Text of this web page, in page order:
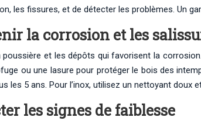
les fissures, et de détecter les problèmes. Un
la corrosion et les
poussière et les dépôts qui favorisent la
ou une lasure pour protéger le bois des
les 5 ans. Pour l’inox, utilisez un nettoyant
les signes de faiblesse